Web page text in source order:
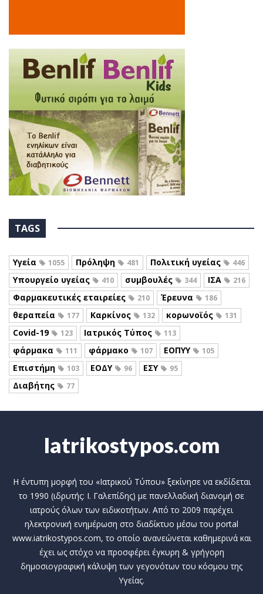
TAGS
Υγεία 1055 Πρόληψη 481 Πολιτική υγείας 446
Υπουργείο υγείας 410 συμβουλές 344 ΙΣΑ 216
Φαρμακευτικές εταιρείες 210 Έρευνα 186
θεραπεία 177 Καρκίνος 132 κορωνοϊός 131
Covid-19 123 Ιατρικός Τύπος 113
φάρμακα 111 φάρμακο 107 ΕΟΠΥΥ 105
Επιστήμη 103 ΕΟΔΥ 96 ΕΣΥ 95
Διαβήτης 77
Iatrikostypos.com
Η έντυπη μορφή του «Ιατρικού Τύπου» ξεκίνησε να εκδίδεται
το 1990 (ιδρυτής: Ι. Γαλεπίδης) με πανελλαδική διανομή σε
ιατρούς όλων των ειδικοτήτων. Από το 2009 παρέχει
ηλεκτρονική ενημέρωση στο διαδίκτυο μέσω του portal
www.iatrikostypos.com, το οποίο ανανεώνεται καθημερινά και
έχει ως στόχο να προσφέρει έγκυρη & γρήγορη
δημοσιογραφική κάλυψη των γεγονότων του κόσμου της
Υγείας.